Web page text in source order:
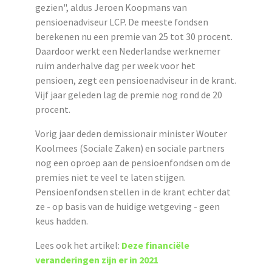
gezien", aldus Jeroen Koopmans van
pensioenadviseur LCP. De meeste fondsen
berekenen nu een premie van 25 tot 30 procent.
Daardoor werkt een Nederlandse werknemer
ruim anderhalve dag per week voor het
pensioen, zegt een pensioenadviseur in de krant.
Vijf jaar geleden lag de premie nog rond de 20
procent.
Vorig jaar deden demissionair minister Wouter
Koolmees (Sociale Zaken) en sociale partners
nog een oproep aan de pensioenfondsen om de
premies niet te veel te laten stijgen.
Pensioenfondsen stellen in de krant echter dat
ze - op basis van de huidige wetgeving - geen
keus hadden.
Lees ook het artikel: Deze financiële
veranderingen zijn er in 2021